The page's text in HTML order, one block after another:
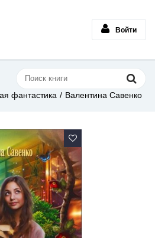
Войти
фантастика Валентина Савенко